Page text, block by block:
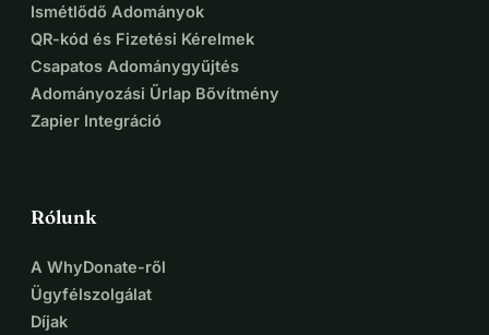
Ismétlődő Adományok
QR-kód és Fizetési Kérelmek
Csapatos Adománygyűjtés
Adományozási Űrlap Bővítmény
Zapier Integráció
Rólunk
A WhyDonate-ről
Ügyfélszolgálat
Díjak